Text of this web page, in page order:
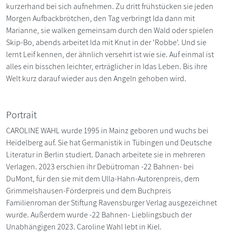
kurzerhand bei sich aufnehmen. Zu dritt frühstücken sie jeden
Morgen Aufbackbrötchen, den Tag verbringt Ida dann mit
Marianne, sie walken gemeinsam durch den Wald oder spielen
Skip-Bo, abends arbeitet Ida mit Knut in der 'Robbe'. Und sie
lernt Leif kennen, der ähnlich versehrt ist wie sie. Auf einmal ist
alles ein bisschen leichter, erträglicher in Idas Leben. Bis ihre
Welt kurz darauf wieder aus den Angeln gehoben wird.
Portrait
CAROLINE WAHL wurde 1995 in Mainz geboren und wuchs bei
Heidelberg auf. Sie hat Germanistik in Tübingen und Deutsche
Literatur in Berlin studiert. Danach arbeitete sie in mehreren
Verlagen. 2023 erschien ihr Debütroman -22 Bahnen- bei
DuMont, für den sie mit dem Ulla-Hahn-Autorenpreis, dem
Grimmelshausen-Förderpreis und dem Buchpreis
Familienroman der Stiftung Ravensburger Verlag ausgezeichnet
wurde. Außerdem wurde -22 Bahnen- Lieblingsbuch der
Unabhängigen 2023. Caroline Wahl lebt in Kiel.